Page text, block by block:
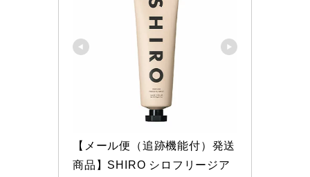
【メール便（追跡機能付）発送
商品】SHIRO シロフリージア